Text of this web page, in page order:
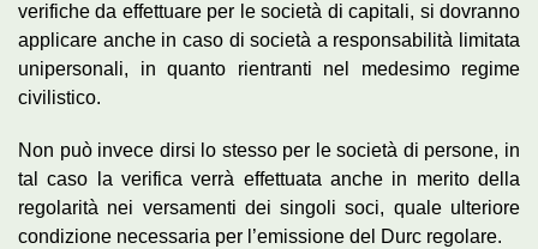
verifiche da effettuare per le società di capitali, si dovranno
applicare anche in caso di società a responsabilità limitata
unipersonali, in quanto rientranti nel medesimo regime
civilistico.
Non può invece dirsi lo stesso per le società di persone, in
tal caso la verifica verrà effettuata anche in merito della
regolarità nei versamenti dei singoli soci, quale ulteriore
condizione necessaria per l’emissione del Durc regolare.